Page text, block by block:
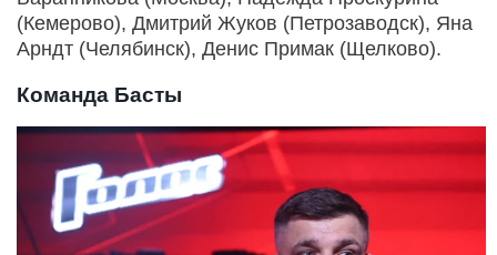
(Кемерово), Дмитрий Жуков (Петрозаводск), Яна
Арндт (Челябинск), Денис Примак (Щелково).
Команда Басты